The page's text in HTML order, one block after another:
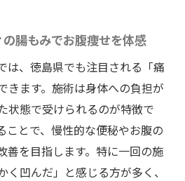
腸もみでお腹痩せを体感
は、徳島県でも注目される「痛
きます。施術は身体への負担が
状態で受けられるのが特徴で
ことで、慢性的な便秘やお腹の
善を目指します。特に一回の施
凹んだ」と感じる方が多く、